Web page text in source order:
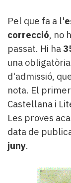
Pel que fa a l'
correcció, no
passat. Hi ha
una
d'admissió,
nota. El
Castellana i
Les proves
data de
juny.